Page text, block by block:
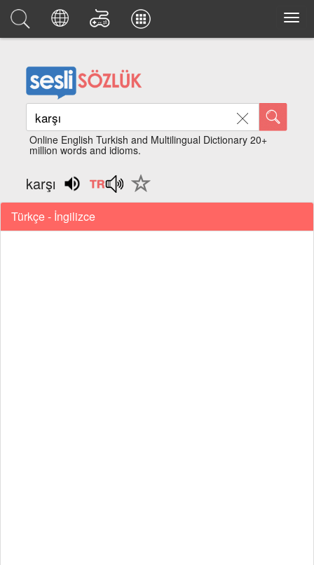
Online English Turkish and Multilingual Dictionary 20+
million words and idioms.
karşı
Türkçe - İngilizce